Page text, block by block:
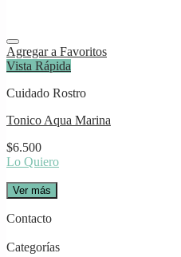
Agregar a Favoritos
Vista Rápida
Cuidado Rostro
Tonico Aqua Marina
$6.500
Lo Quiero
Ver más
Contacto
Categorías